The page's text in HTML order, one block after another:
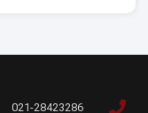
021-28423286